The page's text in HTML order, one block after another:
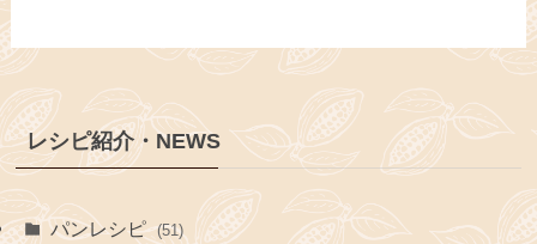
レシピ紹介・NEWS
パンレシピ (51)